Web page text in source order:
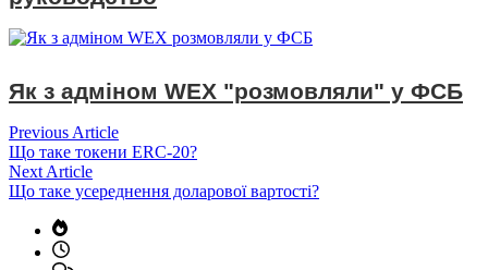
Як з адміном WEX "розмовляли" у ФСБ
Навігація
записів
Previous ArticlePrevious
article:
Що таке токени ERC-20?
Next ArticleNext
article:
Що таке усереднення доларової вартості?